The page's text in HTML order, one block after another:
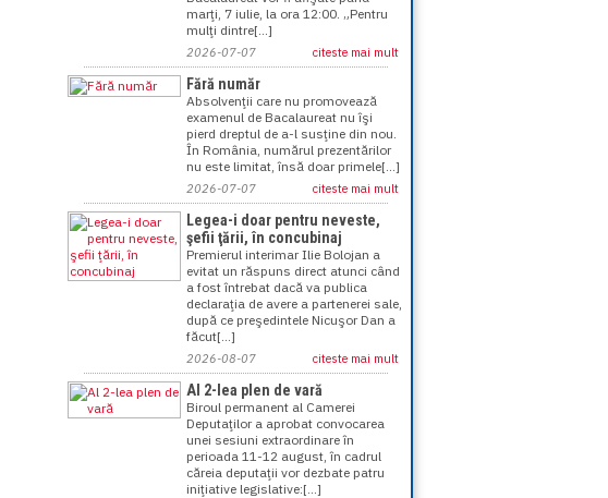
marţi, 7 iulie, la ora 12:00. „Pentru
mulţi dintre[...]
2026-07-07 citeste mai mult
Fără număr
Absolvenţii care nu promovează
examenul de Bacalaureat nu îşi
pierd dreptul de a-l susţine din nou.
În România, numărul prezentărilor
nu este limitat, însă doar primele[...]
2026-07-07 citeste mai mult
Legea-i doar pentru neveste,
şefii ţării, în concubinaj
Premierul interimar Ilie Bolojan a
evitat un răspuns direct atunci când
a fost întrebat dacă va publica
declaraţia de avere a partenerei sale,
după ce preşedintele Nicuşor Dan a
făcut[...]
2026-08-07 citeste mai mult
Al 2-lea plen de vară
Biroul permanent al Camerei
Deputaţilor a aprobat convocarea
unei sesiuni extraordinare în
perioada 11-12 august, în cadrul
căreia deputaţii vor dezbate patru
iniţiative legislative:[...]